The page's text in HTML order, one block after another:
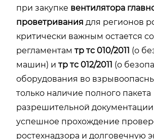
при закупке вентилятора
проветривания для регионов
критически важным остается
регламентам тр тс 010/2011 (о
машин) и тр тс 012/2011 (о
оборудования во
только наличие полного пакета
разрешительной документации
успешное прохождение
ростехнадзора и долговечную